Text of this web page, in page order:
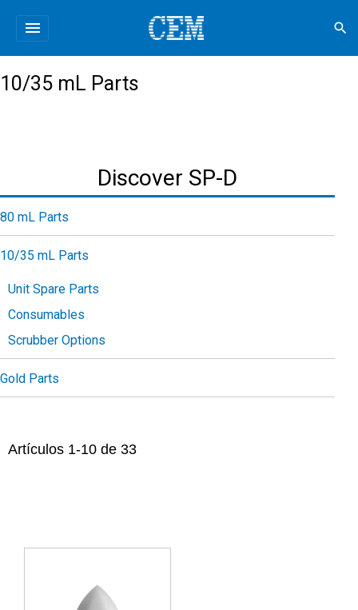
menu search
10/35 mL Parts
Artículos 1-10 de 33
Discover SP-D
80 mL Parts
10/35 mL Parts
Unit Spare Parts
Consumables
Scrubber Options
Gold Parts